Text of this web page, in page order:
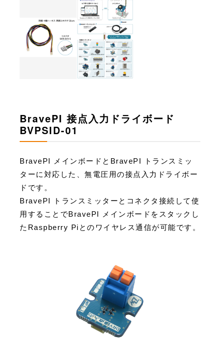
BravePI 接点入力ドライボード
BVPSID-01
BravePI メインボードとBravePI トランスミッ
ターに対応した、無電圧用の接点入力ドライボー
ドです。
BravePI トランスミッターとコネクタ接続して使
用することでBravePI メインボードをスタックし
たRaspberry Piとのワイヤレス通信が可能です。